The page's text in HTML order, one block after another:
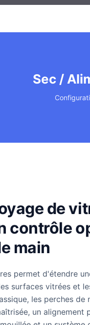
Sec /
de
contrôle
main
permet d'étendre
surfaces vitrées et
les perches
un alignement